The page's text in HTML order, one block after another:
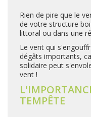
Rien de pire que le
de votre structure
littoral ou dans une
Le vent qui
dégâts importants,
solidaire peut
vent !
TEMPÊTE